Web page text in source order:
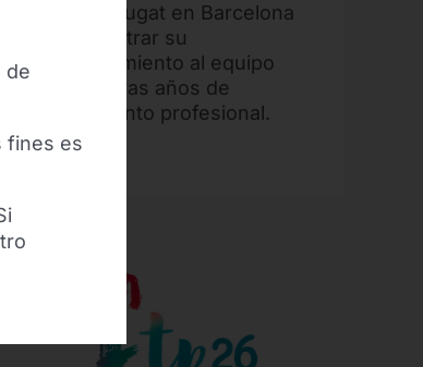
Ramón Cugat en Barcelona
para mostrar su
agradecimiento al equipo
médico tras años de
seguimiento profesional.
de
fines es